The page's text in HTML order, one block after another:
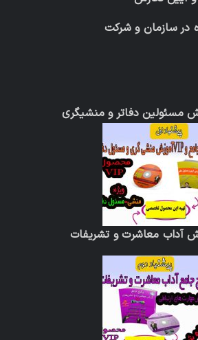
در سازمان و شرکت
مسئولین دفاتر و منشیگری
آداب معاشرت و تشریفات